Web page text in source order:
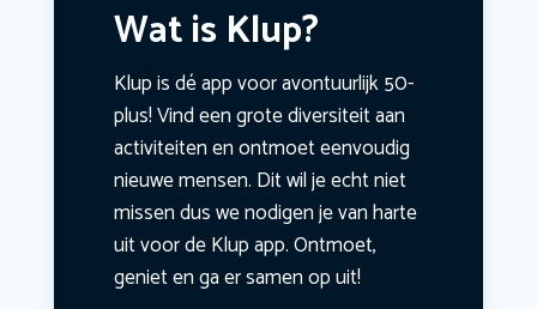
Wat is Klup?
Klup is dé app voor avontuurlijk 50-
plus! Vind een grote diversiteit aan
activiteiten en ontmoet eenvoudig
nieuwe mensen. Dit wil je echt niet
missen dus we nodigen je van harte
uit voor de Klup app. Ontmoet,
geniet en ga er samen op uit!